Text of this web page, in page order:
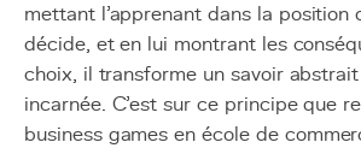
mettant l'apprenant dans la position
décide, et en lui montrant les
choix, il transforme un savoir
incarnée. C'est sur ce principe que
business games en école de